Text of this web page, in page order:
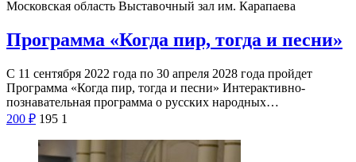
Московская область Выставочный зал им. Карапаева
Программа «Когда пир, тогда и песни»
С 11 сентября 2022 года по 30 апреля 2028 года пройдет
Программа «Когда пир, тогда и песни» Интерактивно-
познавательная программа о русских народных…
200 ₽ 195 1